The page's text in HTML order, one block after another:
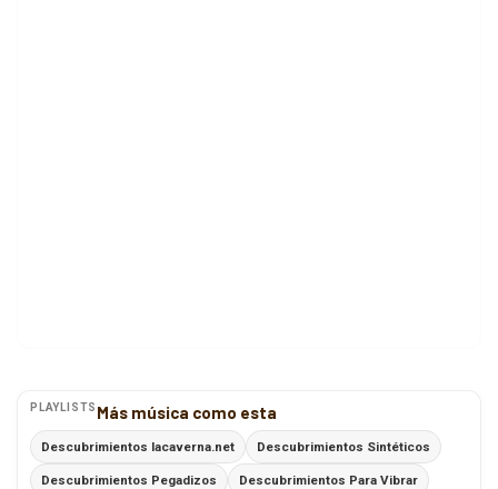
PLAYLISTS Más música como esta
Descubrimientos lacaverna.net Descubrimientos Sintéticos
Descubrimientos Pegadizos Descubrimientos Para Vibrar